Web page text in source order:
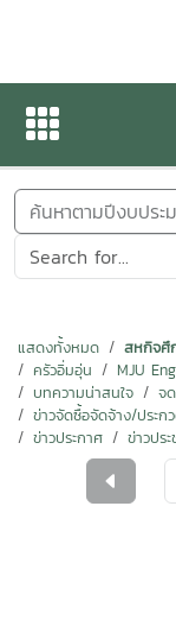
ข่าวสารกิ
ค้นหาตามปีงบปร
แสดงทั้งหมด สหกิจศึ
ครัวอิ่มอุ่น
MJU
บทความน่าสนใจ
จ
ข่าวจัดซื้อจัดจ้าง/ประก
ข่าวประกาศ
ข่าวปร